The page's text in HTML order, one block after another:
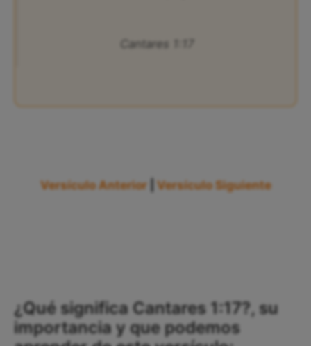
Cantares 1:17
Versículo Anterior Versículo Siguiente
¿Qué significa Cantares 1:17?, su
importancia y que podemos